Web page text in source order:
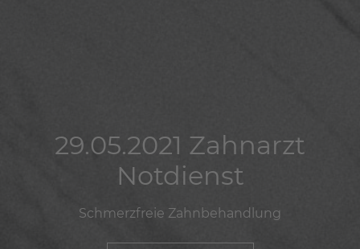
29.05.2021 Zahnarzt
Notdienst
Schmerzfreie Zahnbehandlung
29.05.2021 Zahnarzt
Notdienst
Schmerzfreie Zahnbehandlung
29.05.2021 Zahnarzt
Notdienst
Schmerzfreie Zahnbehandlung